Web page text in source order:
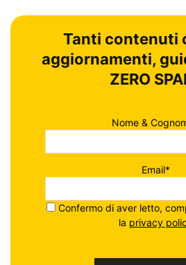
Tanti contenuti
aggiornamenti,
ZERO
Nome &
Email*
Confermo di aver letto,
la privacy